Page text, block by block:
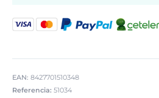
EAN: 8427701510348
Referencia: 51034